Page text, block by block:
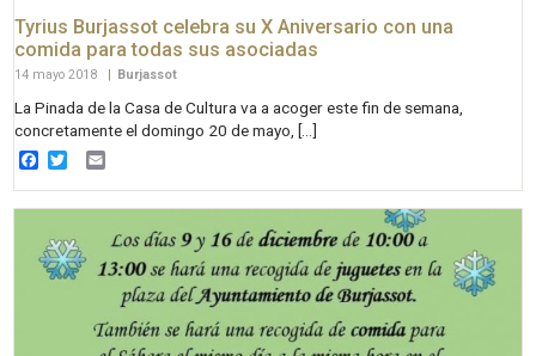
Tyrius Burjassot celebra su X Aniversario con una
comida para todas sus asociadas
14 mayo 2018 | Burjassot
La Pinada de la Casa de Cultura va a acoger este fin de semana,
concretamente el domingo 20 de mayo, […]
Facebook
Twitter